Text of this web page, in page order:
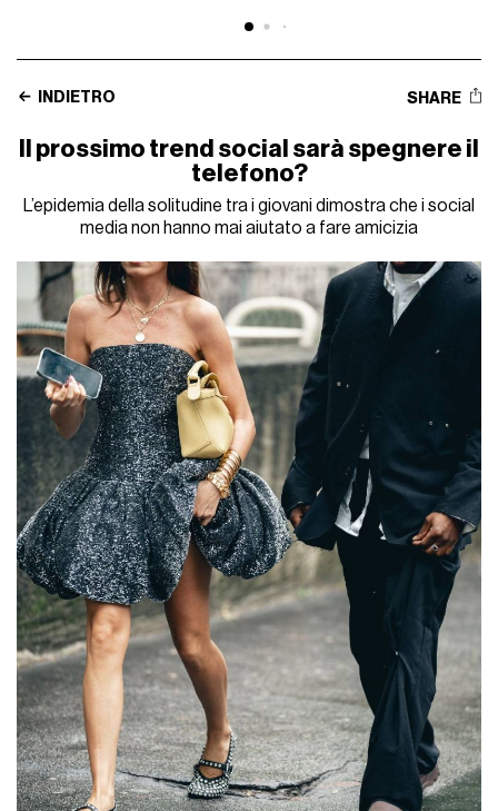
INDIETRO SHARE
Il prossimo trend social sarà spegnere il
telefono?
L’epidemia della solitudine tra i giovani dimostra che i social
media non hanno mai aiutato a fare amicizia